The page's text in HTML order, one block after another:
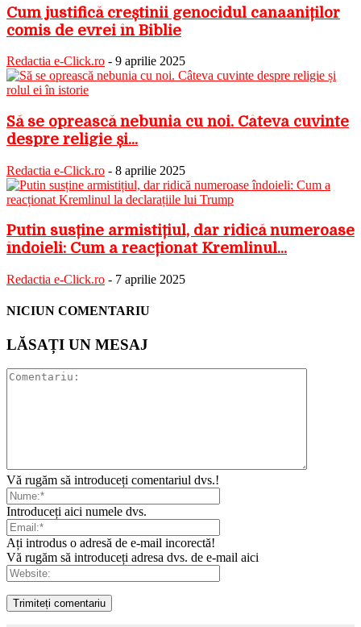
Cum justifică creștinii genocidul canaaniților
comis de evrei în Biblie
Redactia e-Click.ro - 9 aprilie 2025
Să se oprească nebunia cu noi. Câteva cuvinte
despre religie și...
Redactia e-Click.ro - 8 aprilie 2025
Putin susține armistițiul, dar ridică numeroase
îndoieli: Cum a reacționat Kremlinul...
Redactia e-Click.ro - 7 aprilie 2025
NICIUN COMENTARIU
LĂSAȚI UN MESAJ
Vă rugăm să introduceți comentariul dvs.!
Introduceți aici numele dvs.
Ați introdus o adresă de e-mail incorectă!
Vă rugăm să introduceți adresa dvs. de e-mail aici